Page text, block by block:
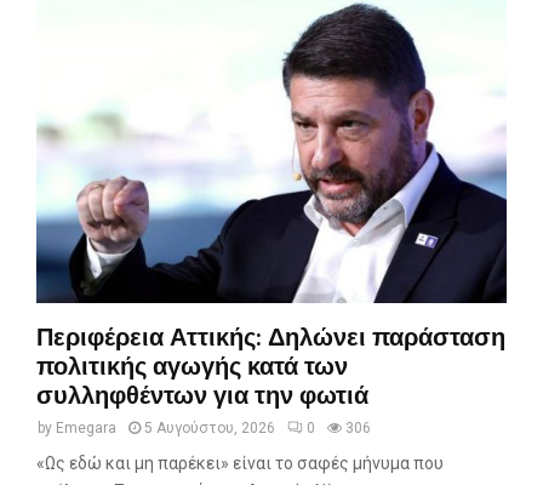
Περιφέρεια Αττικής: Δηλώνει παράσταση
πολιτικής αγωγής κατά των
συλληφθέντων για την φωτιά
by Emegara 5 Αυγούστου, 2026 0 306
«Ως εδώ και μη παρέκει» είναι το σαφές μήνυμα που